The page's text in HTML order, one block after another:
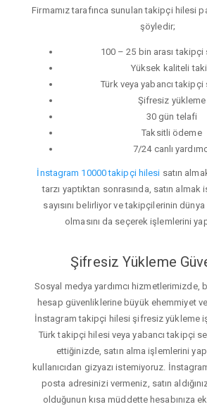
Firmamız tarafınca sunulan takipçi hilesi
şöyledir;
100 – 25 bin arası takipçi
Yüksek kaliteli
Türk veya yabancı takipçi
Şifresiz yükleme
30 gün telafi
Taksitli ödeme
7/24 canlı
İnstagram 10000 takipçi hilesi satın
tarzı yaptıktan sonrasında, satın
sayısını belirliyor ve takipçilerinin
olmasını da seçerek işlemlerini
Şifresiz Yükleme
Sosyal medya yardımcı hizmetlerimizde,
hesap güvenliklerine büyük ehemmiyet
İnstagram takipçi hilesi şifresiz yükleme
Türk takipçi hilesi veya yabancı takipçi
ettiğinizde, satın alma işlemlerini
kullanıcıdan gizyazı istemiyoruz.
posta adresinizi vermeniz, satın
olduğunun kısa müddette hesabınıza